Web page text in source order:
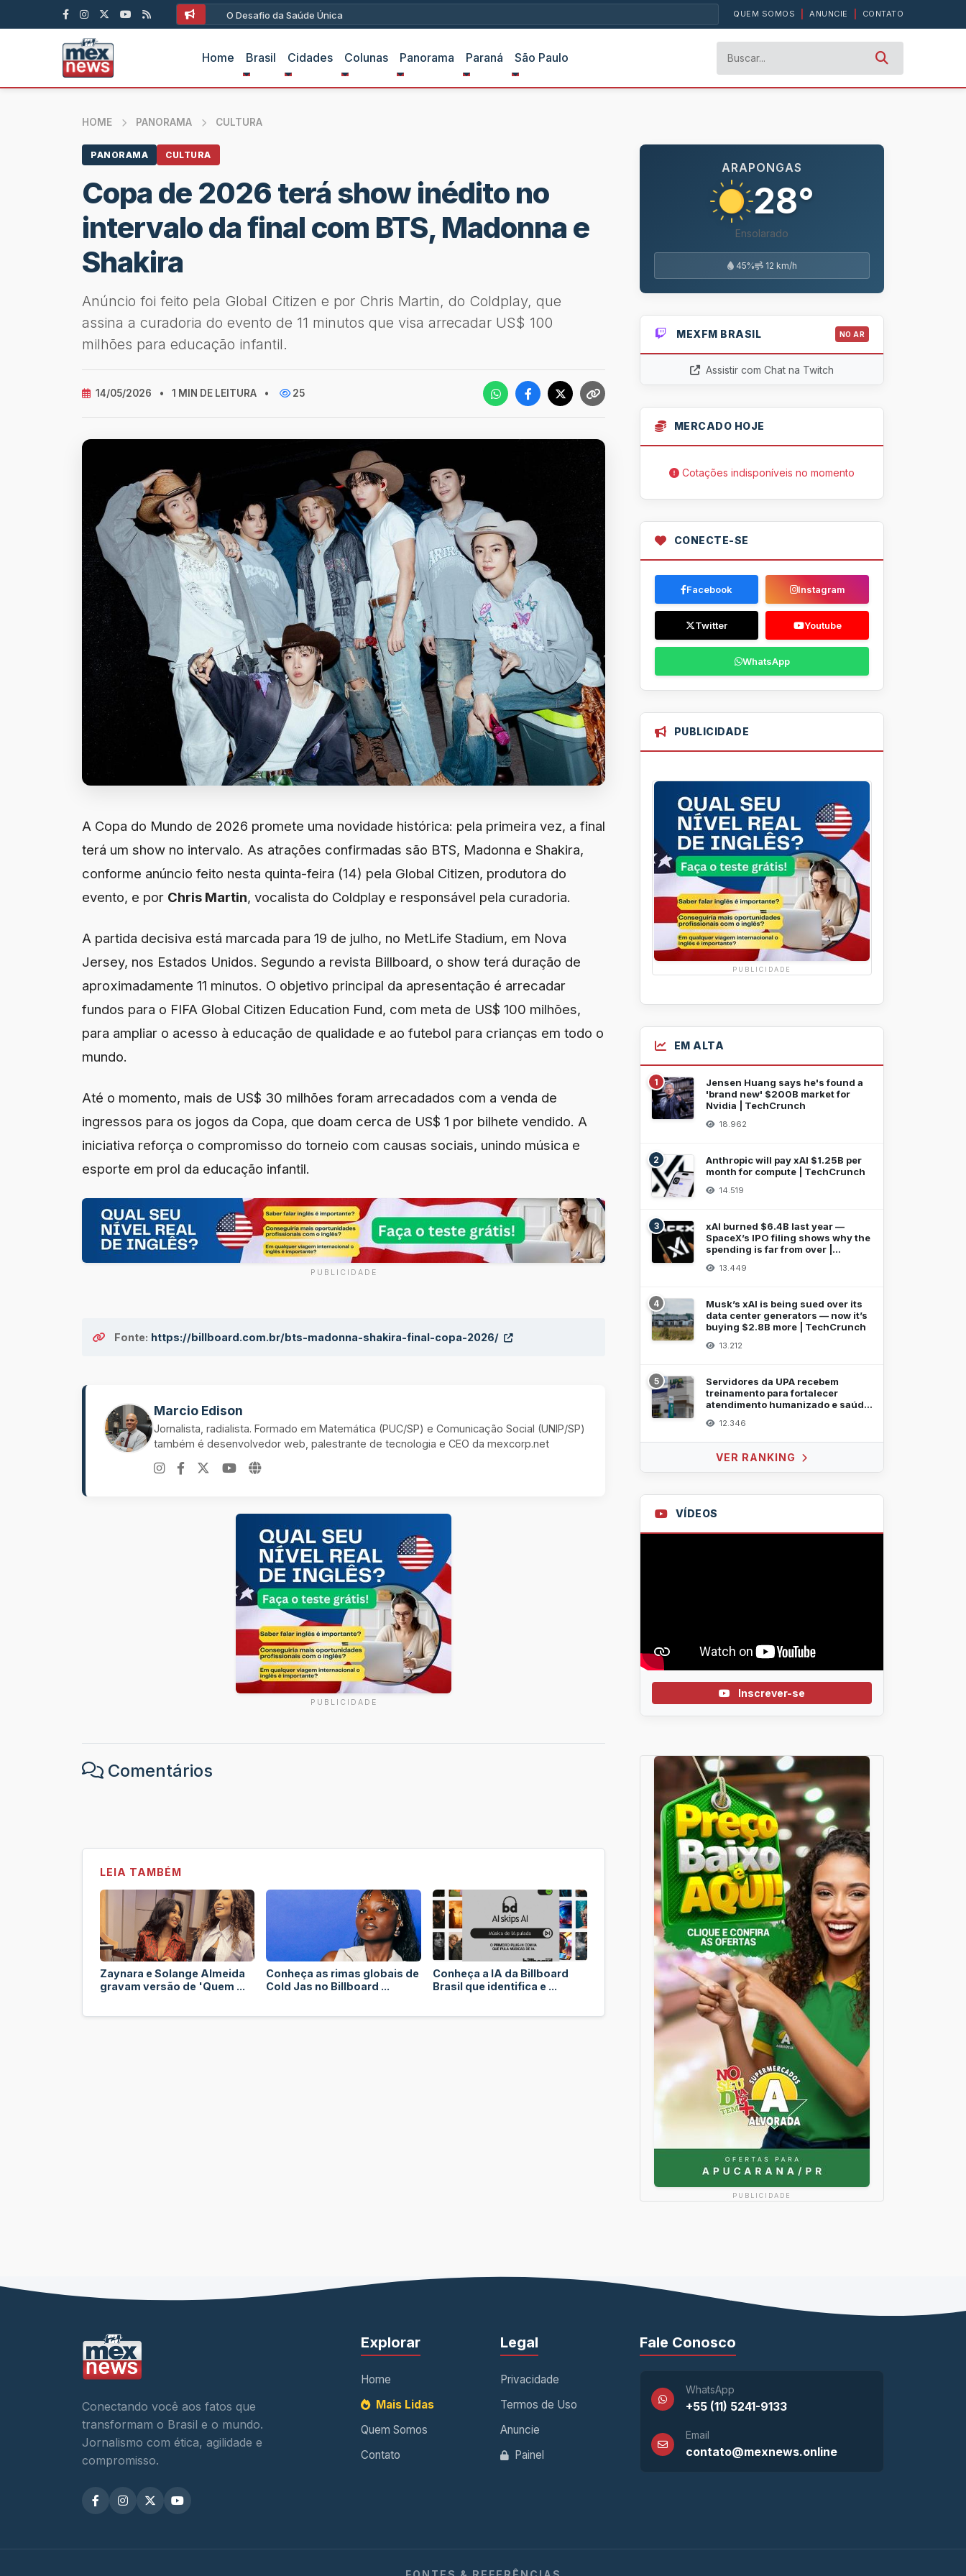
O Desafio da Saúde Única QUEM SOMOS ANUNCIE CONTATO
Home Brasil Cidades Colunas Panorama Paraná São Paulo
HOME PANORAMA CULTURA
PANORAMA CULTURA
Copa de 2026 terá show inédito no
intervalo da final com BTS, Madonna e
Shakira
Anúncio foi feito pela Global Citizen e por Chris Martin, do Coldplay, que
assina a curadoria do evento de 11 minutos que visa arrecadar US$ 100
milhões para educação infantil.
14/05/2026 • 1 MIN DE LEITURA • 25
A Copa do Mundo de 2026 promete uma novidade histórica: pela primeira vez, a final
terá um show no intervalo. As atrações confirmadas são BTS, Madonna e Shakira,
conforme anúncio feito nesta quinta-feira (14) pela Global Citizen, produtora do
evento, e por Chris Martin, vocalista do Coldplay e responsável pela curadoria.
A partida decisiva está marcada para 19 de julho, no MetLife Stadium, em Nova
Jersey, nos Estados Unidos. Segundo a revista Billboard, o show terá duração de
aproximadamente 11 minutos. O objetivo principal da apresentação é arrecadar
fundos para o FIFA Global Citizen Education Fund, com meta de US$ 100 milhões,
para ampliar o acesso à educação de qualidade e ao futebol para crianças em todo o
mundo.
Até o momento, mais de US$ 30 milhões foram arrecadados com a venda de
ingressos para os jogos da Copa, que doam cerca de US$ 1 por bilhete vendido. A
iniciativa reforça o compromisso do torneio com causas sociais, unindo música e
esporte em prol da educação infantil.
PUBLICIDADE
Fonte: https://billboard.com.br/bts-madonna-shakira-final-copa-2026/
Marcio Edison
Jornalista, radialista. Formado em Matemática (PUC/SP) e Comunicação Social (UNIP/SP)
também é desenvolvedor web, palestrante de tecnologia e CEO da mexcorp.net
PUBLICIDADE
Comentários
LEIA TAMBÉM
Zaynara e Solange Almeida
gravam versão de 'Quem ...
Conheça as rimas globais de
Cold Jas no Billboard ...
Conheça a IA da Billboard
Brasil que identifica e ...
ARAPONGAS
28°
Ensolarado
45% 12 km/h
MEXFM BRASIL NO AR
Assistir com Chat na Twitch
MERCADO HOJE
Cotações indisponíveis no momento
CONECTE-SE
Facebook Instagram
Twitter Youtube
WhatsApp
PUBLICIDADE
PUBLICIDADE
EM ALTA
1
Jensen Huang says he's found a
'brand new' $200B market for
Nvidia | TechCrunch
18.962
2
Anthropic will pay xAI $1.25B per
month for compute | TechCrunch
14.519
3
xAI burned $6.4B last year —
SpaceX’s IPO filing shows why the
spending is far from over |
13.449
4
Musk’s xAI is being sued over its
data center generators — now it’s
buying $2.8B more | TechCrunch
13.212
5
Servidores da UPA recebem
treinamento para fortalecer
atendimento humanizado e saúde
12.346
VER RANKING
VÍDEOS
Inscrever-se
PUBLICIDADE
Conectando você aos fatos que
transformam o Brasil e o mundo.
Jornalismo com ética, agilidade e
compromisso.
Explorar
Home
Mais Lidas
Quem Somos
Contato
Legal
Privacidade
Termos de Uso
Anuncie
Painel
Fale Conosco
WhatsApp
+55 (11) 5241-9133
Email
contato@mexnews.online